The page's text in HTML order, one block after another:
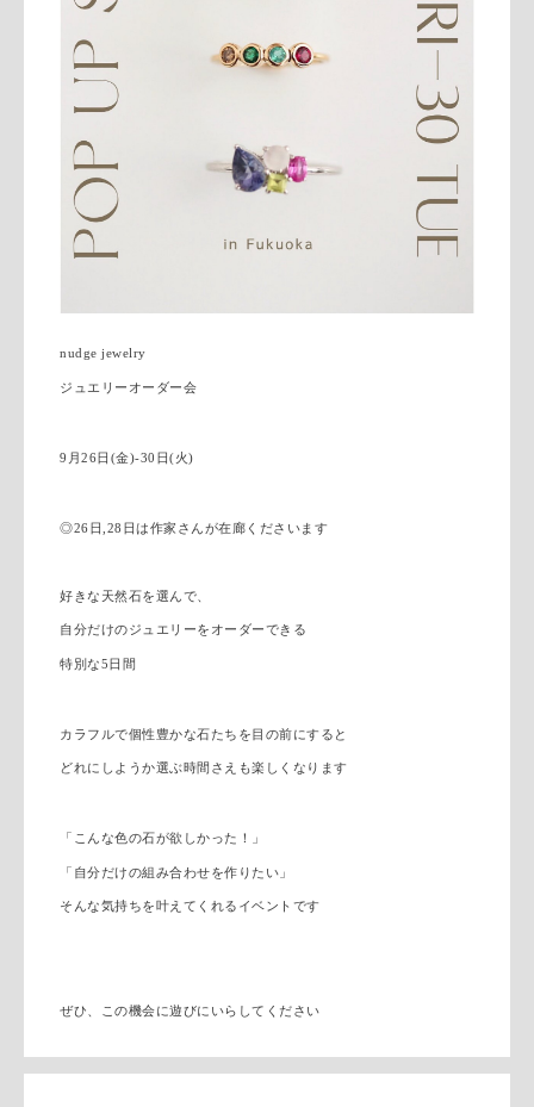
nudge jewelry
ジュエリーオーダー会
9月26日(金)-30日(火)
◎26日,28日は作家さんが在廊くださいます
好きな天然石を選んで、
自分だけのジュエリーをオーダーできる
特別な5日間
カラフルで個性豊かな石たちを目の前にすると
どれにしようか選ぶ時間さえも楽しくなります
「こんな色の石が欲しかった！」
「自分だけの組み合わせを作りたい」
そんな気持ちを叶えてくれるイベントです
ぜひ、この機会に遊びにいらしてください